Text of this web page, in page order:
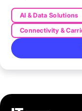
AI & Data Solutions
Connectivity &